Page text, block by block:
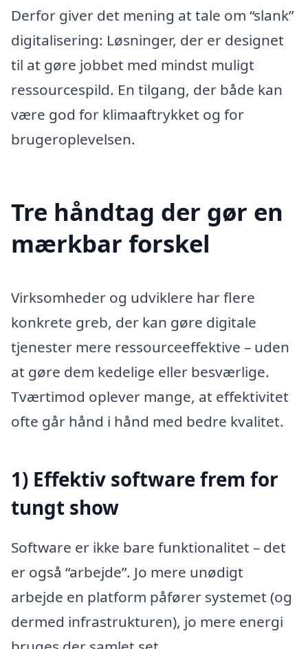
Derfor giver det mening at tale om “slank”
digitalisering: Løsninger, der er designet
til at gøre jobbet med mindst muligt
ressourcespild. En tilgang, der både kan
være god for klimaaftrykket og for
brugeroplevelsen.
Tre håndtag der gør en
mærkbar forskel
Virksomheder og udviklere har flere
konkrete greb, der kan gøre digitale
tjenester mere ressourceeffektive – uden
at gøre dem kedelige eller besværlige.
Tværtimod oplever mange, at effektivitet
ofte går hånd i hånd med bedre kvalitet.
1) Effektiv software frem for
tungt show
Software er ikke bare funktionalitet – det
er også “arbejde”. Jo mere unødigt
arbejde en platform påfører systemet (og
dermed infrastrukturen), jo mere energi